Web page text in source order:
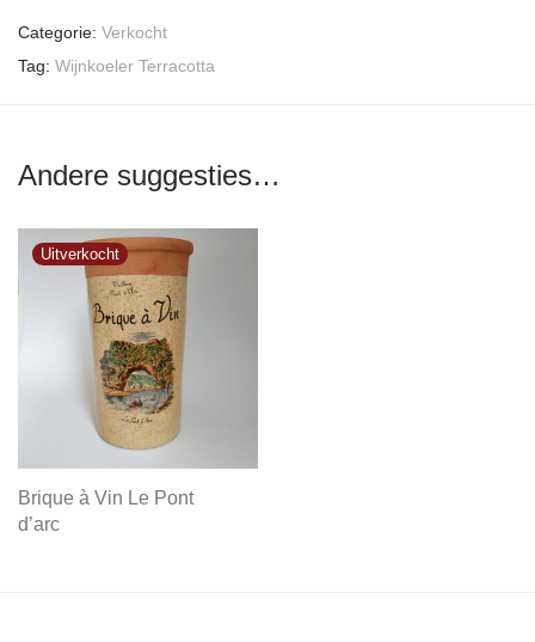
Categorie: Verkocht
Tag: Wijnkoeler Terracotta
Andere suggesties…
Brique à Vin Le Pont
d’arc